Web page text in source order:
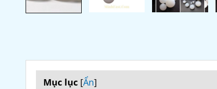
Mục lục [Ẩn]